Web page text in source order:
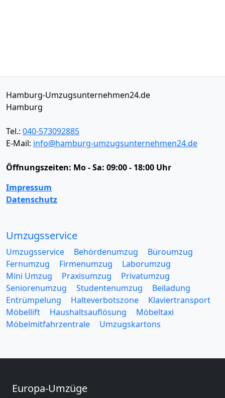
Hamburg-Umzugsunternehmen24.de
Hamburg
Tel.: 040-573092885
E-Mail: info@hamburg-umzugsunternehmen24.de
Öffnungszeiten: Mo - Sa: 09:00 - 18:00 Uhr
Impressum
Datenschutz
Umzugsservice
Umzugsservice Behördenumzug
Büroumzug
Fernumzug
Firmenumzug
Laborumzug
Mini Umzug
Praxisumzug
Privatumzug
Seniorenumzug
Studentenumzug
Beiladung
Entrümpelung
Halteverbotszone
Klaviertransport
Möbellift
Haushaltsauflösung
Möbeltaxi
Möbelmitfahrzentrale
Umzugskartons
Europa-Umzüge